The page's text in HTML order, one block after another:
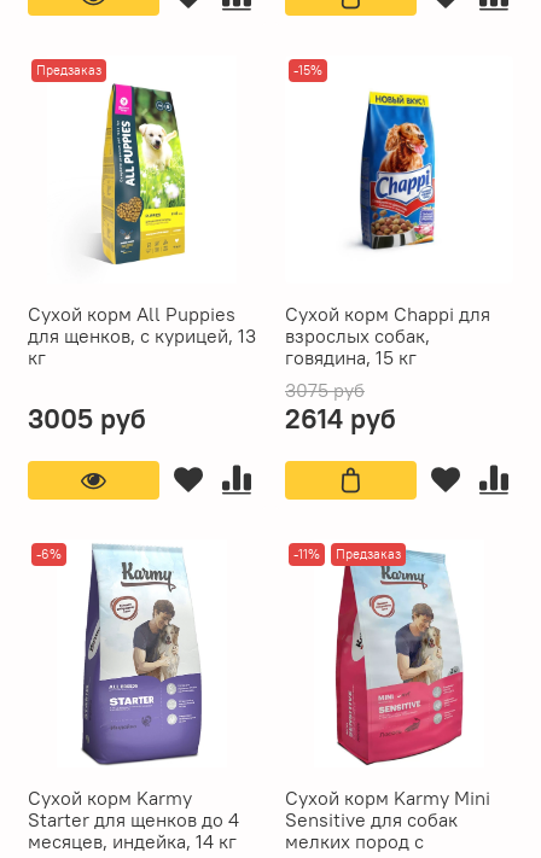
Предзаказ
Сухой корм All Puppies
для щенков, с курицей, 13
кг
3005 руб
-15%
Сухой корм Chappi для
взрослых собак,
говядина, 15 кг
3075 руб
2614 руб
-6%
Сухой корм Karmy
Starter для щенков до 4
месяцев, индейка, 14 кг
-11% Предзаказ
Сухой корм Karmy Mini
Sensitive для собак
мелких пород с